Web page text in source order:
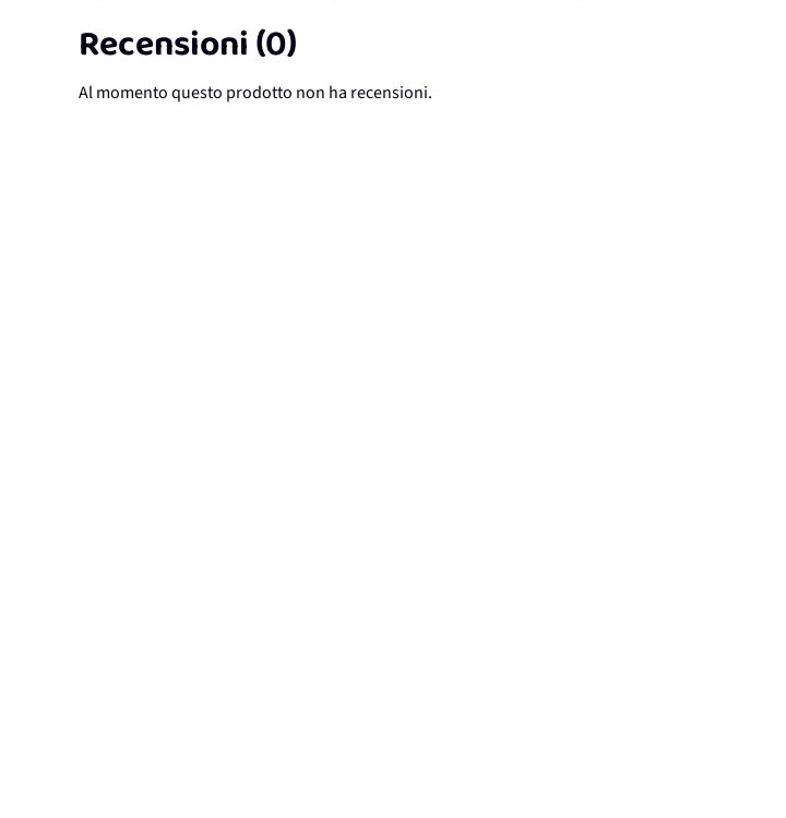
Recensioni (0)
Al momento questo prodotto non ha recensioni.